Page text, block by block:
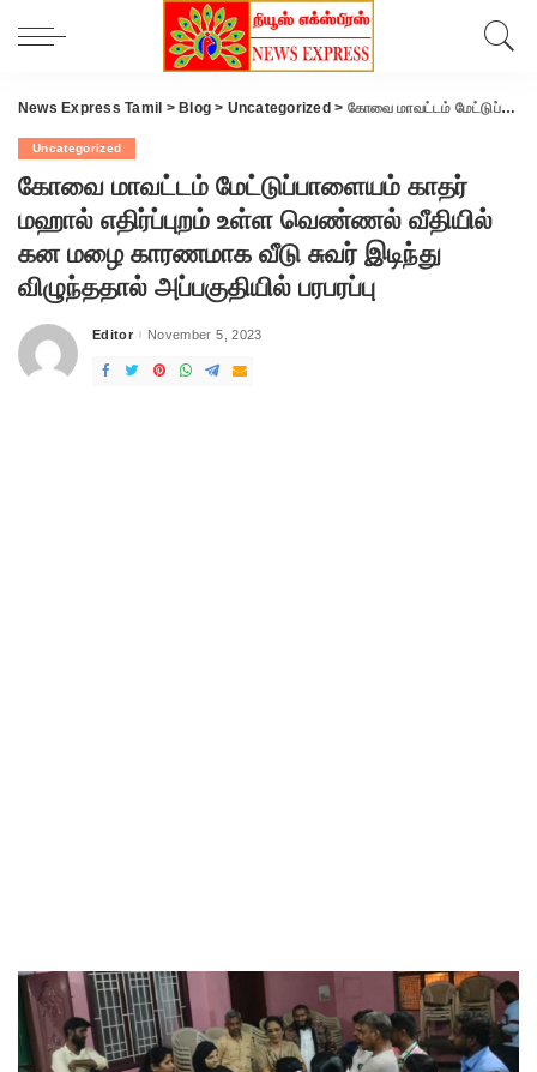
News Express Tamil > Blog > Uncategorized > கோவை மாவட்டம் மேட்டுப்பாளையம் காதர் மஹால் எதிர்ப்புறம் உள்ள வெண்ணல் வீதியில் கன மழை காரணமாக வீடு சுவர் இடிந்து விழுந்ததால் அப்பகுதியில் பரபரப்பு
Uncategorized
கோவை மாவட்டம் மேட்டுப்பாளையம் காதர்
மஹால் எதிர்ப்புறம் உள்ள வெண்ணல் வீதியில்
கன மழை காரணமாக வீடு சுவர் இடிந்து
விழுந்ததால் அப்பகுதியில் பரபரப்பு
Posted
Editor November 5, 2023